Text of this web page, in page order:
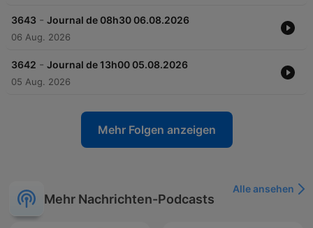
3643 - Journal de 08h30 06.08.2026
06 Aug. 2026
3642 - Journal de 13h00 05.08.2026
05 Aug. 2026
Mehr Folgen anzeigen
Mehr Nachrichten-Podcasts
Alle ansehen